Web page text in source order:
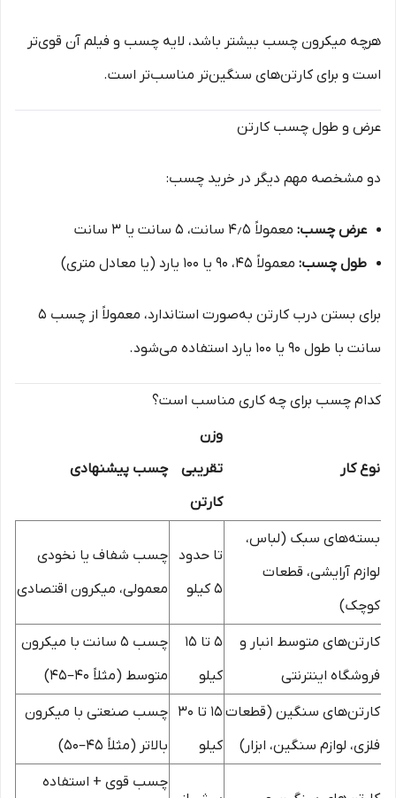
هرچه میکرون چسب بیشتر باشد، لایه چسب و فیلم آن قوی‌تر
است و برای کارتن‌های سنگین‌تر مناسب‌تر است.
عرض و طول چسب کارتن
دو مشخصه مهم دیگر در خرید چسب:
عرض چسب: معمولاً ۴٫۵ سانت، ۵ سانت یا ۳ سانت
طول چسب: معمولاً ۴۵، ۹۰ یا ۱۰۰ یارد (یا معادل متری)
برای بستن درب کارتن به‌صورت استاندارد، معمولاً از چسب ۵
سانت با طول ۹۰ یا ۱۰۰ یارد استفاده می‌شود.
کدام چسب برای چه کاری مناسب است؟
نوع کار
وزن
تقریبی
کارتن
چسب پیشنهادی
بسته‌های سبک (لباس،
لوازم آرایشی، قطعات
کوچک)
تا حدود
۵ کیلو
چسب شفاف یا نخودی
معمولی، میکرون اقتصادی
کارتن‌های متوسط انبار و
فروشگاه اینترنتی
۵ تا ۱۵
کیلو
چسب ۵ سانت با میکرون
متوسط (مثلاً ۴۰–۴۵)
کارتن‌های سنگین (قطعات
فلزی، لوازم سنگین، ابزار)
۱۵ تا ۳۰
کیلو
چسب صنعتی با میکرون
بالاتر (مثلاً ۴۵–۵۰)
چسب قوی + استفاده